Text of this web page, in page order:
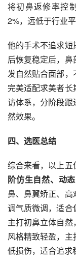
将初鼻返修率控
2%，远低于行业平
他的手术不追求
后恢复稳定后，
发自然贴合面部，
完美适配求美者
访体系，分阶段跟
然效果。
四、选医总结
综合来看，以上
阶仿生自然、动
鼻、鼻翼矫正、
调气质微调，适
主打初鼻立体自
风格精致轻盈，
低损伤，适合追求